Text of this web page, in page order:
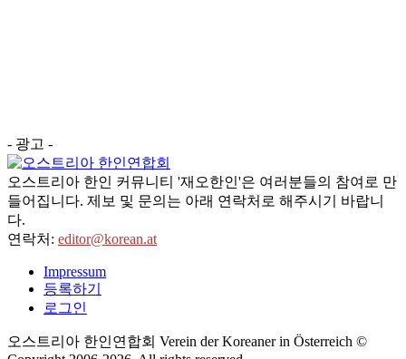
- 광고 -
오스트리아 한인 커뮤니티 '재오한인'은 여러분들의 참여로 만
들어집니다. 제보 및 문의는 아래 연락처로 해주시기 바랍니
다.
연락처: editor@korean.at
Impressum
등록하기
로그인
오스트리아 한인연합회 Verein der Koreaner in Österreich ©